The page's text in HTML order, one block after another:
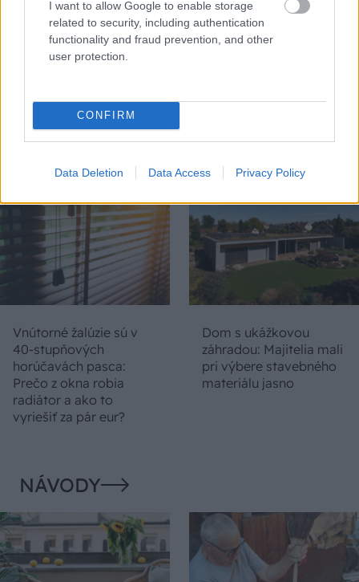
I want to allow Google to enable storage
related to security, including authentication
functionality and fraud prevention, and other
user protection.
CONFIRM
Data Deletion Data Access Privacy Policy
alebo meniť kotol?
Návod, ako v nových
dotačných výzvach
zatepliť dom
Multipor ETX
Vnútorné žalúzie sú v
40-stupňových
horúčavách pasca:
Prečo z okna robia
radiátor a ako to
vyriešiť za pár eur?
Dom s ukážkovou
záhradou: Majitelia mali
pri výbere stavebného
materiálu jasno
NÁVODY